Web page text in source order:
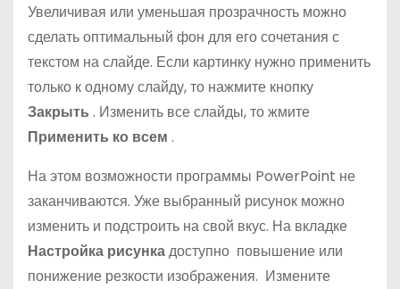
Увеличивая или уменьшая прозрачность можно
сделать оптимальный фон для его сочетания с
текстом на слайде. Если картинку нужно применить
только к одному слайду, то нажмите кнопку
Закрыть . Изменить все слайды, то жмите
Применить ко всем .
На этом возможности программы PowerPoint не
заканчиваются. Уже выбранный рисунок можно
изменить и подстроить на свой вкус. На вкладке
Настройка рисункадоступно повышение или
понижение резкости изображения. Измените